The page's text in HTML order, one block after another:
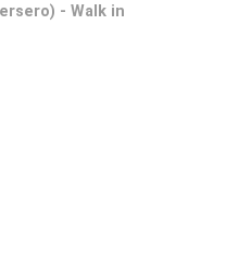
- Walk in